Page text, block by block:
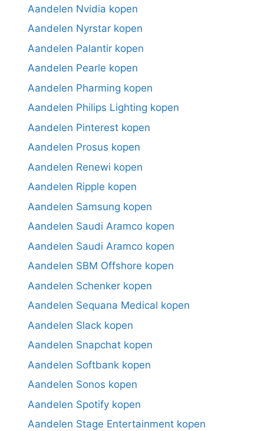
Aandelen Nvidia kopen
Aandelen Nyrstar kopen
Aandelen Palantir kopen
Aandelen Pearle kopen
Aandelen Pharming kopen
Aandelen Philips Lighting kopen
Aandelen Pinterest kopen
Aandelen Prosus kopen
Aandelen Renewi kopen
Aandelen Ripple kopen
Aandelen Samsung kopen
Aandelen Saudi Aramco kopen
Aandelen Saudi Aramco kopen
Aandelen SBM Offshore kopen
Aandelen Schenker kopen
Aandelen Sequana Medical kopen
Aandelen Slack kopen
Aandelen Snapchat kopen
Aandelen Softbank kopen
Aandelen Sonos kopen
Aandelen Spotify kopen
Aandelen Stage Entertainment kopen